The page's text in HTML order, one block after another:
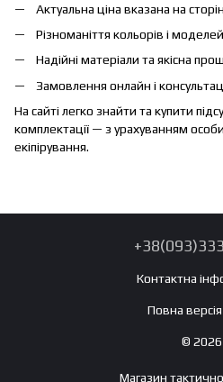
Актуальна ціна вказана на
Різноманіття кольорів і
Надійні матеріали та якісна
Замовлення онлайн і
На сайті легко знайти та купити
комплектації — з урахуванням
екіпірування.
Контактна
Повна
© 2026
Магазин